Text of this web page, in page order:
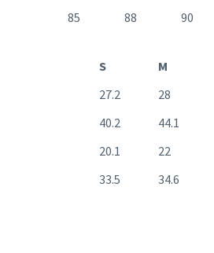
85 88 90
S M
27.2 28
40.2 44.1
20.1 22
33.5 34.6